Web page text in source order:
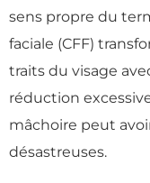
sens propre du
faciale (CFF)
traits du visage
réduction
mâchoire peut
désastreuses.